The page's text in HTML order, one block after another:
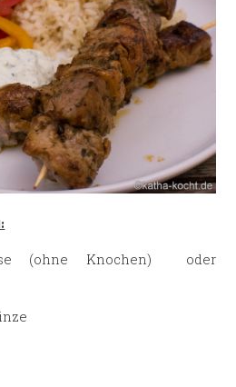
(ohne Knochen) oder